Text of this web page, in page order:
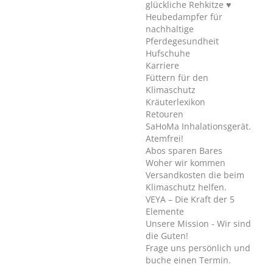
glückliche Rehkitze ♥
Heubedampfer für
nachhaltige
Pferdegesundheit
Hufschuhe
Karriere
Füttern für den
Klimaschutz
Kräuterlexikon
Retouren
SaHoMa Inhalationsgerät.
Atemfrei!
Abos sparen Bares
Woher wir kommen
Versandkosten die beim
Klimaschutz helfen.
VEYA – Die Kraft der 5
Elemente
Unsere Mission - Wir sind
die Guten!
Frage uns persönlich und
buche einen Termin.